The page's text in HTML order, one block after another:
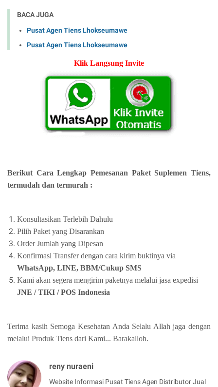
BACA JUGA
Pusat Agen Tiens Lhokseumawe
Pusat Agen Tiens Lhokseumawe
Klik Langsung Invite
Berikut Cara Lengkap Pemesanan Paket Suplemen Tiens,
termudah dan termurah :
Konsultasikan Terlebih Dahulu
Pilih Paket yang Disarankan
Order Jumlah yang Dipesan
Konfirmasi Transfer dengan cara kirim buktinya via
WhatsApp, LINE, BBM/Cukup SMS
Kami akan segera mengirim paketnya melalui jasa expedisi
JNE / TIKI / POS Indonesia
Terima kasih Semoga Kesehatan Anda Selalu Allah jaga dengan
melalui Produk Tiens dari Kami... Barakalloh.
reny nuraeni
Website Informasi Pusat Tiens Agen Distributor Jual